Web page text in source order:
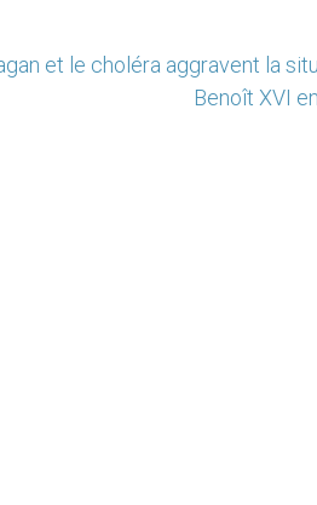
et le choléra aggravent la
Benoît XVI